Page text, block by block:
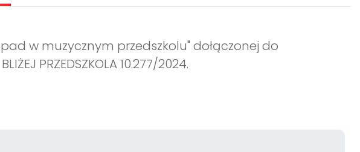
w muzycznym przedszkolu" dołączonej do
PRZEDSZKOLA 10.277/2024.